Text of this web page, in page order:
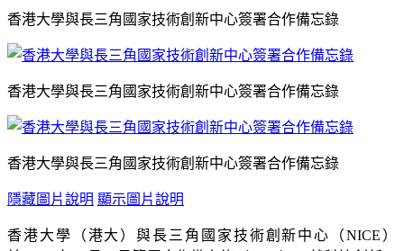
香港大學與長三角國家技術創新中心簽署合作備忘錄
香港大學與長三角國家技術創新中心簽署合作備忘錄
香港大學與長三角國家技術創新中心簽署合作備忘錄
隱藏圖片說明 顯示圖片說明
香港大學（港大）與長三角國家技術創新中心（NICE）